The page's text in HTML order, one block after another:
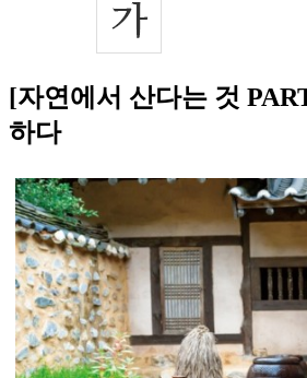
[자연에서 산다는 것
하다